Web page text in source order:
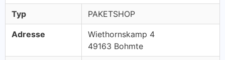
Typ PAKETSHOP
Adresse
Wiethornskamp 4
49163 Bohmte